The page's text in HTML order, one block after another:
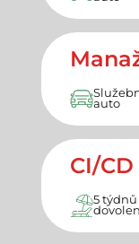
auto
CI/
5 týdnů